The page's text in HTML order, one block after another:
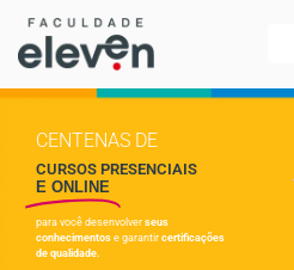
CENTENAS DE
CURSOS PRESENCIAIS
E ONLINE
para você desenvolver seus
conhecimentos e garantir certificações
de qualidade.